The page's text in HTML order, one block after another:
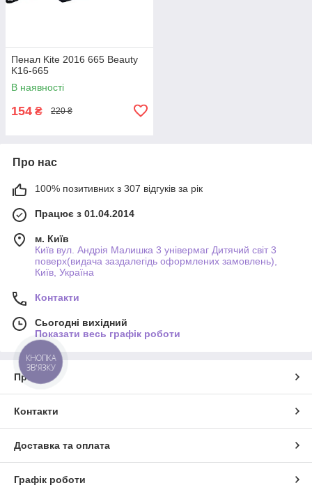
Пенал Kite 2016 665 Beauty
K16-665
В наявності
154 ₴ 220 ₴
Про нас
100% позитивних з 307 відгуків за рік
Працює з 01.04.2014
м. Київ
Київ вул. Андрія Малишка 3 універмаг Дитячий світ 3
поверх(видача заздалегідь оформлених замовлень),
Київ, Україна
Контакти
Сьогодні вихідний
Показати весь графік роботи
Про нас
Контакти
Доставка та оплата
Графік роботи
КНОПКА
ЗВ'ЯЗКУ